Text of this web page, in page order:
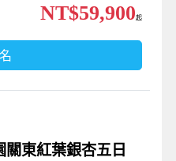
NT$59,900起
東紅葉銀杏五日